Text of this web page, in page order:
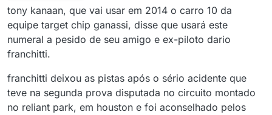
tony kanaan, que vai usar em 2014 o carro 10 da
equipe target chip ganassi, disse que usará este
numeral a pesido de seu amigo e ex-piloto dario
franchitti.
franchitti deixou as pistas após o sério acidente que
teve na segunda prova disputada no circuito montado
no reliant park, em houston e foi aconselhado pelos